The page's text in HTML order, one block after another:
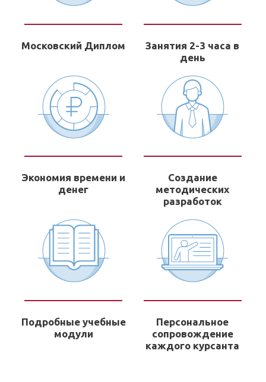
Московский Диплом
Занятия 2-3 часа в
день
Экономия времени и
денег
Создание
методических
разработок
Подробные учебные
модули
Персональное
сопровождение
каждого курсанта